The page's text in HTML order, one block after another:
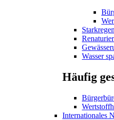
Starkregen
Wasser
Häufig
Internationales